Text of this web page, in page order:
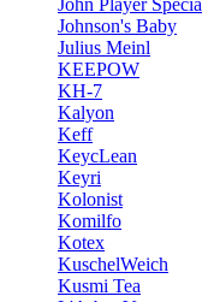
John Player Special
Johnson's Baby
Julius Meinl
KEEPOW
KH-7
Kalyon
Keff
KeycLean
Keyri
Kolonist
Komilfo
Kotex
KuschelWeich
Kusmi Tea